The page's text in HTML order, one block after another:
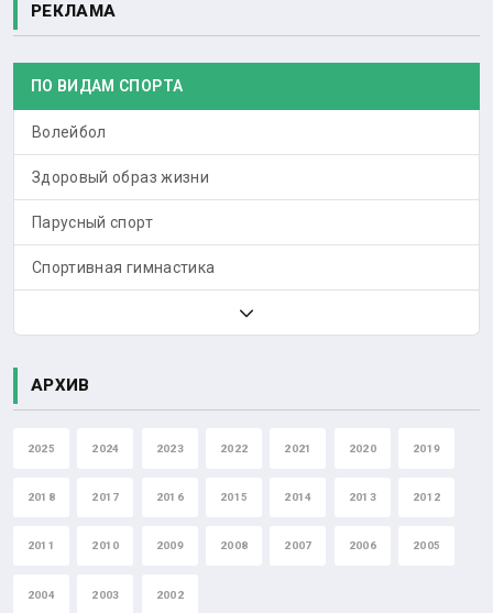
РЕКЛАМА
ПО ВИДАМ СПОРТА
Волейбол
Здоровый образ жизни
Парусный спорт
Спортивная гимнастика
АРХИВ
2025 2024 2023 2022 2021 2020 2019
2018 2017 2016 2015 2014 2013 2012
2011 2010 2009 2008 2007 2006 2005
2004 2003 2002